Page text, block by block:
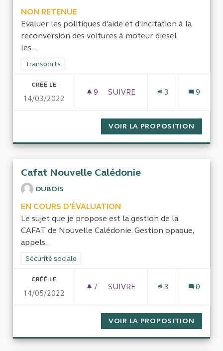
NON RETENUE
Evaluer les politiques d'aide et d'incitation à la
reconversion des voitures à moteur diesel
les...
Filtrer les résultats de la catégorie : Transports
Transports
CRÉÉ LE
14/03/2022
9 9 ABONNÉS
SUIVRE
3 9
VOIR LA PROPOSITION
Cafat Nouvelle Calédonie
DUBOIS
EN COURS D'ÉVALUATION
Le sujet que je propose est la gestion de la
CAFAT de Nouvelle Calédonie. Gestion opaque,
appels...
Filtrer les résultats de la catégorie : Sécurité sociale
Sécurité sociale
CRÉÉ LE
14/05/2022
7 7 ABONNÉS
SUIVRE
3 0
VOIR LA PROPOSITION